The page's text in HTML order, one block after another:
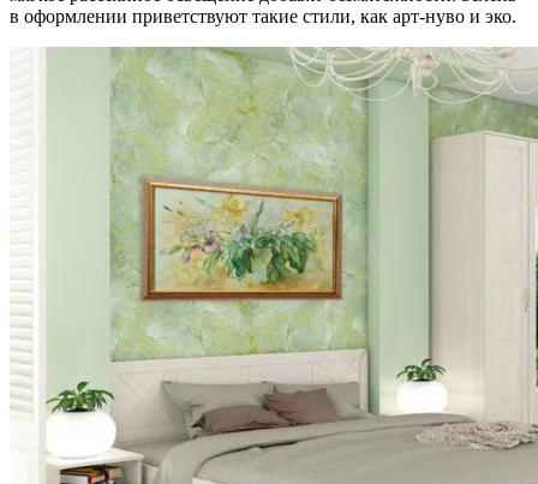
в оформлении приветствуют такие стили, как арт-нуво и эко.